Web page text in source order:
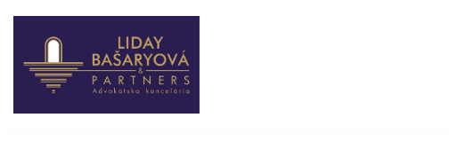
Preskočiť